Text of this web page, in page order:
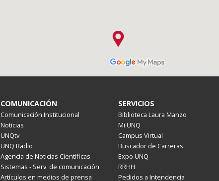
COMUNICACIÓN
Comunicación Institucional
Noticias
UNQtv
UNQ Radio
Agencia de Noticias Científicas
Sistemas - Serv. de comunicación
Artículos en medios de prensa
SERVICIOS
Biblioteca Laura Manzo
Mi UNQ
Campus Virtual
Buscador de Carreras
Expo UNQ
RRHH
Pedidos a Intendencia